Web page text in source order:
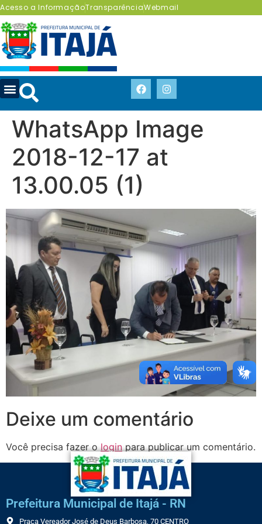
Acesso a InformaçãoTransparênciaWebmail
WhatsApp Image
2018-12-17 at
13.00.05 (1)
Deixe um comentário
Você precisa fazer ologinpara publicar um comentário.
Prefeitura Municipal de Itajá - RN
Praça Vereador José de Deus Barbosa, 70 CENTRO